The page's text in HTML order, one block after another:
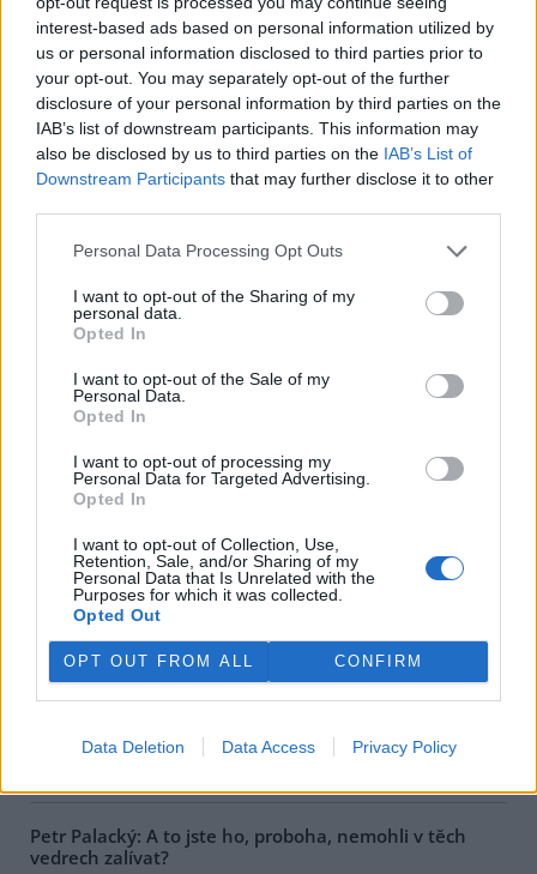
interest-based ads based on personal information utilized by
us or personal information disclosed to third parties prior to
your opt-out. You may separately opt-out of the further
disclosure of your personal information by third parties on the
IAB’s list of downstream participants. This information may
also be disclosed by us to third parties on the IAB’s List of
Downstream Participants that may further disclose it to other
Personal Data Processing Opt Outs
I want to opt-out of the Sharing of my
personal data.
Opted In
I want to opt-out of the Sale of my
Personal Data.
Opted In
I want to opt-out of processing my
Personal Data for Targeted Advertising.
Opted In
I want to opt-out of Collection, Use,
Retention, Sale, and/or Sharing of my
Personal Data that Is Unrelated with the
Purposes for which it was collected.
Opted Out
OPT OUT FROM ALL CONFIRM
Data Deletion Data Access Privacy Policy
Lipensko pro život: Soud znovu zrušil povolení části
developerského projektu v Dolní Vltavici na Lipně.
Nebyl prokázán veřejný zájem
23.7.2026
Diskuse: 4
Krajský soud v Českých
Budějovicích dal za pravdu
spolku Lipensko pro život a
kraje i závazné stanovisko
Správy NP Šumava, které umožňovalo zásah do biotopů zvláště
chráněných druhů při přípravě developerského projektu v Dolní
800 lůžek v apartmánových domech a dvou hotelech, a s
přístavištěm pro 100 lodí obdržel souhlasné stanovisko EIA v roce
Jiří Svoboda: Kompromis pro Nové Mlýny – může
před stoletou vodou?
23.7.2026
Diskuse: 57
Moravě je dlouhodobě
jablkem sváru. Na jedné straně
stojí volání ekologů po
obnově lužních lesů a řešení každoročních masivních úhynů tun
ryb pod přehradou. Na straně druhé argumentují vodohospodáři
rizikem destrukce sypaných hrází, ztrátou vodní rezervy pro
období sucha a miliardovými náklady. Existuje však elegantní
polosuchý poldr. Co by to obnášelo a proč to dává smysl
Petr Palacký: A to jste ho, proboha, nemohli v těch
vedrech zalívat?